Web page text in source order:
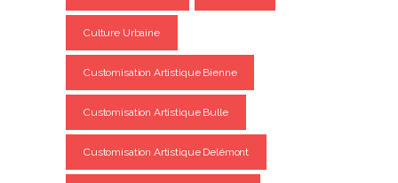
Culture Urbaine
Customisation Artistique Bienne
Customisation Artistique Bulle
Customisation Artistique Delémont